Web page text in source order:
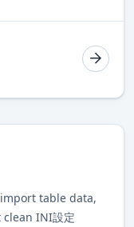
table data,
INI設定